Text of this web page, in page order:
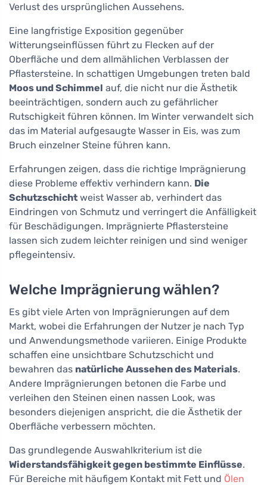
Verlust des ursprünglichen Aussehens.
Eine langfristige Exposition gegenüber
Witterungseinflüssen führt zu Flecken auf der
Oberfläche und dem allmählichen Verblassen der
Pflastersteine. In schattigen Umgebungen treten bald
Moos und Schimmel auf, die nicht nur die Ästhetik
beeinträchtigen, sondern auch zu gefährlicher
Rutschigkeit führen können. Im Winter verwandelt sich
das im Material aufgesaugte Wasser in Eis, was zum
Bruch einzelner Steine führen kann.
Erfahrungen zeigen, dass die richtige Imprägnierung
diese Probleme effektiv verhindern kann. Die
Schutzschicht weist Wasser ab, verhindert das
Eindringen von Schmutz und verringert die Anfälligkeit
für Beschädigungen. Imprägnierte Pflastersteine
lassen sich zudem leichter reinigen und sind weniger
pflegeintensiv.
Welche Imprägnierung wählen?
Es gibt viele Arten von Imprägnierungen auf dem
Markt, wobei die Erfahrungen der Nutzer je nach Typ
und Anwendungsmethode variieren. Einige Produkte
schaffen eine unsichtbare Schutzschicht und
bewahren das natürliche Aussehen des Materials.
Andere Imprägnierungen betonen die Farbe und
verleihen den Steinen einen nassen Look, was
besonders diejenigen anspricht, die die Ästhetik der
Oberfläche verbessern möchten.
Das grundlegende Auswahlkriterium ist die
Widerstandsfähigkeit gegen bestimmte Einflüsse.
Für Bereiche mit häufigem Kontakt mit Fett und Ölen